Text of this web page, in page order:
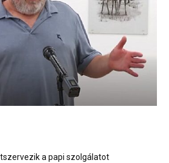
a papi szolgálatot